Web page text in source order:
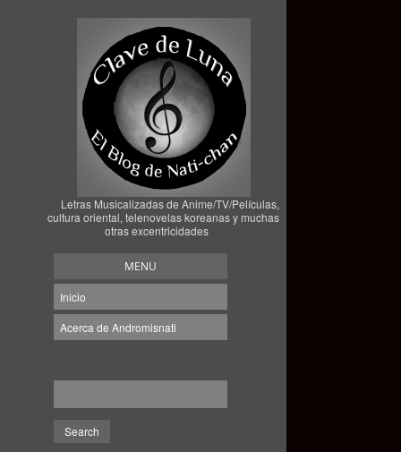
Letras Musicalizadas de Anime/TV/Películas,
cultura oriental, telenovelas koreanas y muchas
otras excentricidades
MENU
Inicio
Acerca de Andromisnati